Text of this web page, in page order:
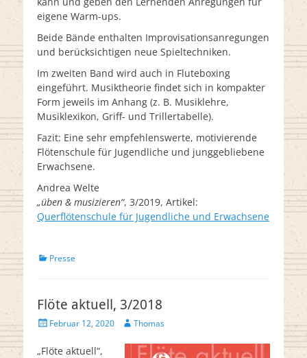
eigene Warm-ups.
Beide Bände enthalten Improvisationsanregungen
und berücksichtigen neue Spieltechniken.
Im zweiten Band wird auch in Fluteboxing
eingeführt. Musiktheorie findet sich in kompakter
Form jeweils im Anhang (z. B. Musiklehre,
Musiklexikon, Griff- und Trillertabelle).
Fazit: Eine sehr empfehlenswerte, motivierende
Flötenschule für Jugendliche und junggebliebene
Erwachsene.
Andrea Welte
„üben & musizieren“, 3/2019, Artikel:
Querflötenschule für Jugendliche und Erwachsene
Kategorien
Presse
Flöte aktuell, 3/2018
Veröffentlicht
Februar 12, 2020 AutorThomas
„Flöte aktuell“,